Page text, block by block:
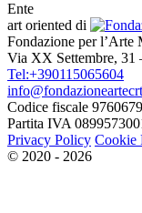
Ente
art oriented di
Fondazione per l’Arte
Via XX Settembre, 31
Tel:+390115065604
Codice fiscale
Partita IVA
Privacy Policy Cookie
© 2020 - 2026